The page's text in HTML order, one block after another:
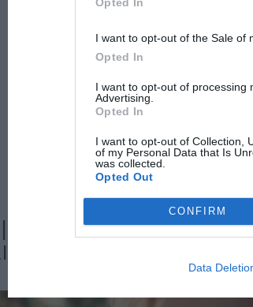
I want to opt-out of the Sale of
Opted In
I want to opt-out of processing
Advertising.
Opted In
I want to opt-out of Collection,
of my Personal Data that Is
was collected.
Opted Out
CONFIRM
Data
| A ÚLTIMA PRODUÇÃO